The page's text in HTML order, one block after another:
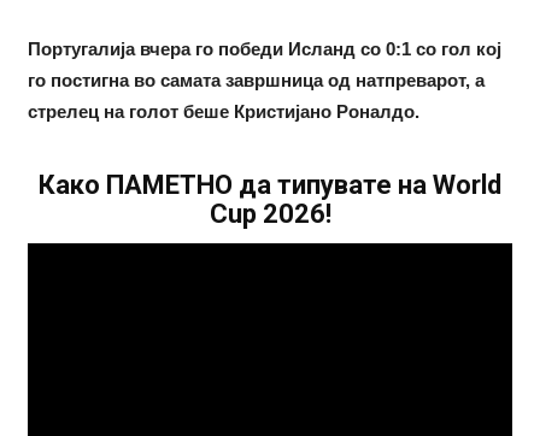
паричникот – ќе има уште засилувања!
После распродажба, време е Њукасл да ја отвори касата, дали
има 100.000.000 евра за да ги задоволи Германците?
Ова што се случи на другиот крај од планетата најдобро покажува
кој е и што е Лука Модриќ
Феран Торес кажал “да” на Пари Сен Жермен
Португалија вчера го победи Исланд со 0:1 со гол кој
го постигна во самата завршница од натпреварот, а
стрелец на голот беше Кристијано Роналдо.
Како ПАМЕТНО да типувате на World
Cup 2026!